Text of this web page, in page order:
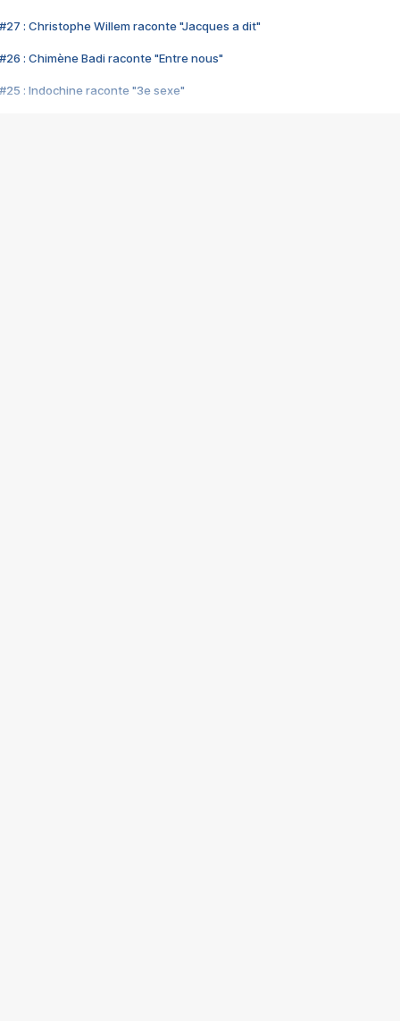
#27 : Christophe Willem raconte "Jacques a dit"
#26 : Chimène Badi raconte "Entre nous"
#25 : Indochine raconte "3e sexe"